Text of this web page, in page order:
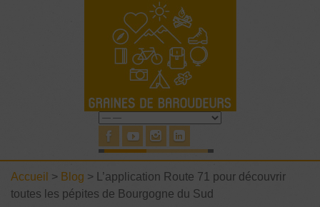
Accueil > Blog >
L’application Route 71 pour découvrir
toutes les pépites de Bourgogne du Sud